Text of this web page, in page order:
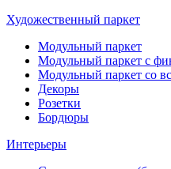
Художественный паркет
Модульный паркет
Модульный паркет с
Модульный паркет со
Декоры
Розетки
Бордюры
Интерьеры